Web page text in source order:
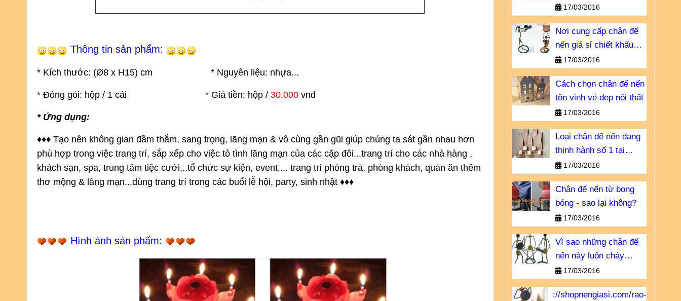
Thông tin sản phẩm:
* Kích thước: (Ø8 x H15) cm * Nguyên liệu: nhựa...
* Đóng gói: hộp / 1 cái * Giá tiền: hộp / 30.000 vnđ
* Ứng dụng:
♦♦♦ Tạo nên không gian đầm thắm, sang trọng, lãng mạn & vô cùng gần gũi giúp chúng ta sát gần nhau hơn
phù hợp trong việc trang trí, sắp xếp cho việc tỏ tình lãng mạn của các cặp đôi...trang trí cho các nhà hàng ,
khách sạn, spa, trung tâm tiệc cưới,..tổ chức sự kiện, event,... trang trí phòng trà, phòng khách, quán ăn thêm
thơ mộng & lãng mạn...dùng trang trí trong các buổi lễ hội, party, sinh nhật ♦♦♦
Hình ảnh sản phẩm:
17/03/2016
Nơi cung cấp chân đế
nến giá sỉ chiết khấu
cao17/03/2016
Cách chọn chân đế nến
tôn vinh vẻ đẹp nội thất
17/03/2016
Loại chân đế nến đang
thịnh hành số 1 tại
Châu u
17/03/2016
Chân đế nến từ bong
bóng - sao lại không?
17/03/2016
Vì sao những chân đế
nến này luôn cháy
hàng?
17/03/2016
://shopnengiasi.com/rao-